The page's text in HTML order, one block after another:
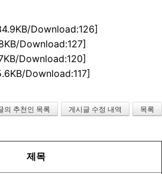
Download:126]
Download:127]
Download:120]
Download:117]
의 추천인 목록 게시글 수정 내역 목록
제목